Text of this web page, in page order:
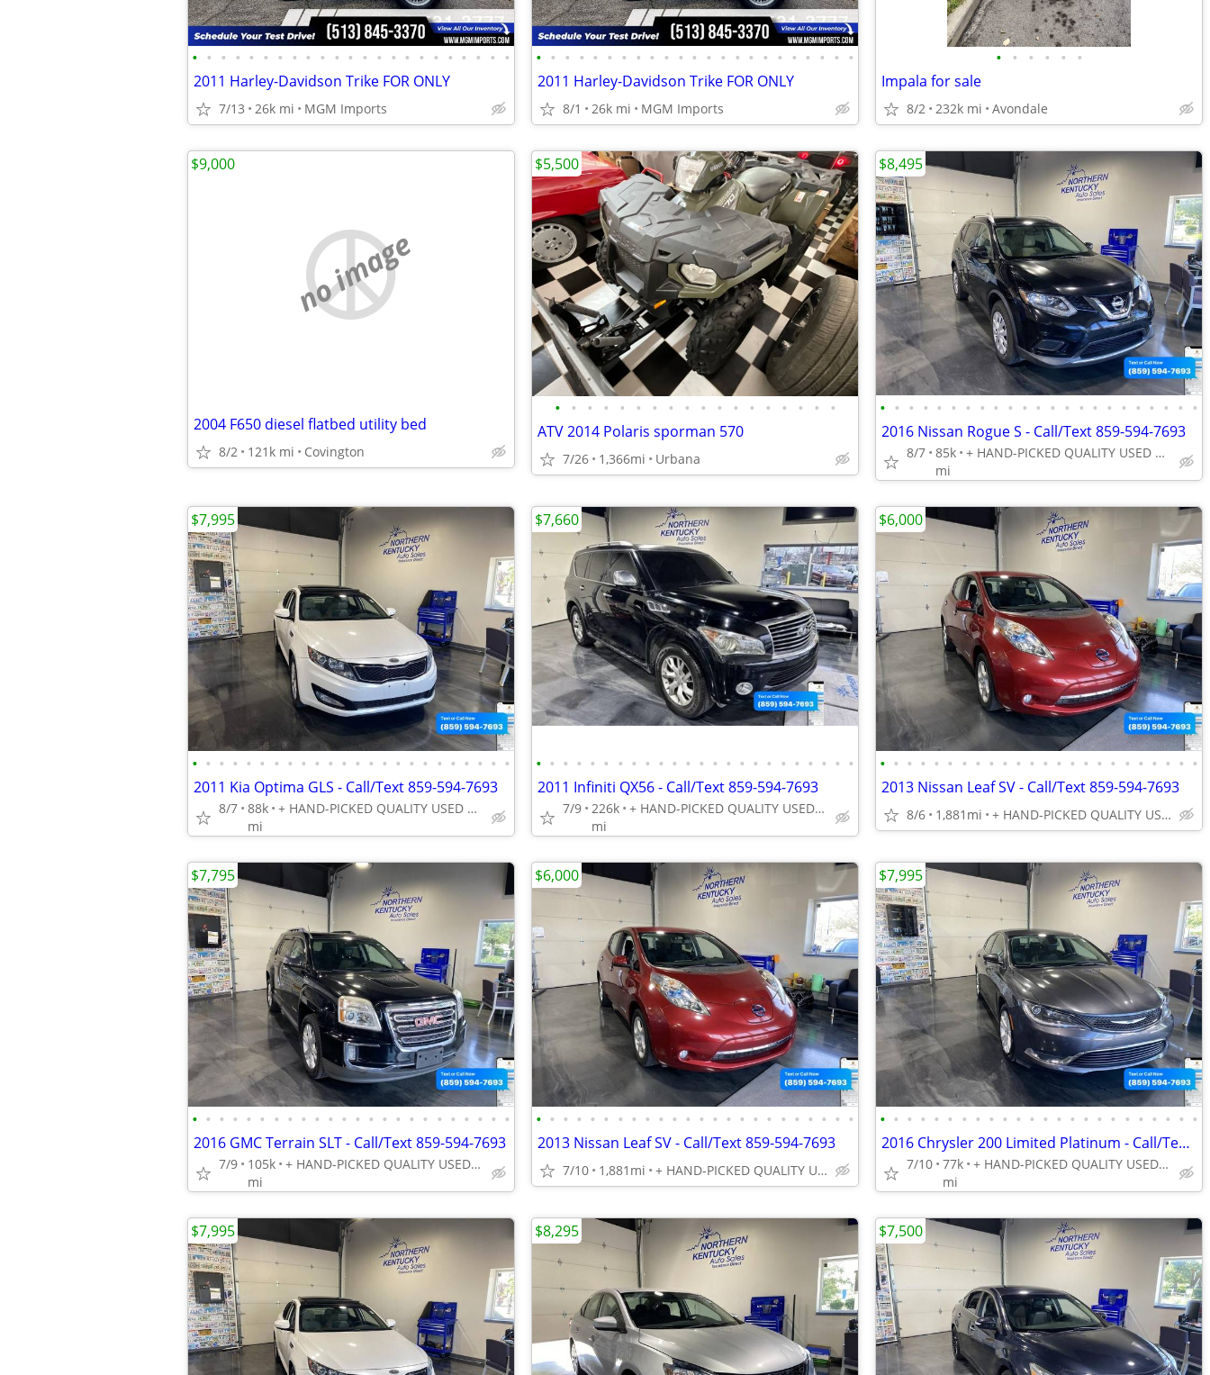
• • • • • • • • • • • • • • • • • • • • • • •
2011 Harley-Davidson Trike FOR ONLY
7/13 26k mi MGM Imports
• • • • • • • • • • • • • • • • • • • • • • •
2011 Harley-Davidson Trike FOR ONLY
8/1 26k mi MGM Imports
• • • • • •
Impala for sale
8/2 232k mi Avondale
no image
2004 F650 diesel flatbed utility bed
8/2 121k mi Covington
$9,000
• • • • • • • • • • • • • • • • • •
ATV 2014 Polaris sporman 570
7/26 1,366mi Urbana
$5,500
• • • • • • • • • • • • • • • • • • • • • • •
2016 Nissan Rogue S - Call/Text 859-594-7693
8/7 85k
mi
+ HAND-PICKED QUALITY USED VEHICLES - UNBEATABLE PRICES!!
$8,495
• • • • • • • • • • • • • • • • • • • • • • • •
2011 Kia Optima GLS - Call/Text 859-594-7693
8/7 88k
mi
+ HAND-PICKED QUALITY USED VEHICLES - UNBEATABLE PRICES!!
$7,995
• • • • • • • • • • • • • • • • • • • • • • • •
2011 Infiniti QX56 - Call/Text 859-594-7693
7/9 226k
mi
+ HAND-PICKED QUALITY USED VEHICLES - UNBEATABLE PRICES!!
$7,660
• • • • • • • • • • • • • • • • • • • • • • • •
2013 Nissan Leaf SV - Call/Text 859-594-7693
8/6 1,881mi + HAND-PICKED QUALITY USED VEHICLES - UNBEATABLE PRICES!!
$6,000
• • • • • • • • • • • • • • • • • • • • • • • •
2016 GMC Terrain SLT - Call/Text 859-594-7693
7/9
105k
mi
+ HAND-PICKED QUALITY USED VEHICLES - UNBEATABLE PRICES!!
$7,795
• • • • • • • • • • • • • • • • • • • • • • • •
2013 Nissan Leaf SV - Call/Text 859-594-7693
7/10 1,881mi + HAND-PICKED QUALITY USED VEHICLES - UNBEATABLE PRICES!!
$6,000
• • • • • • • • • • • • • • • • • • • • • • • •
2016 Chrysler 200 Limited Platinum - Call/Text 859-594-7693
7/10 77k
mi
+ HAND-PICKED QUALITY USED VEHICLES - UNBEATABLE PRICES!!
$7,995
$7,995 $8,295 $7,500